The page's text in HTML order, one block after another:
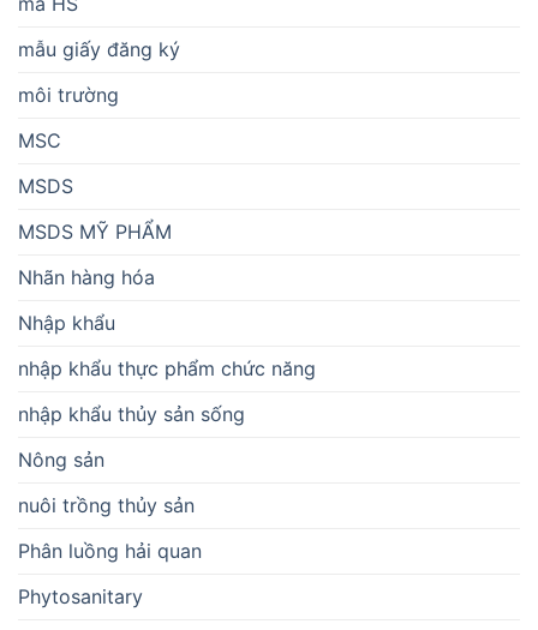
mẫu giấy đăng ký
môi trường
MSC
MSDS
MSDS MỸ PHẨM
Nhãn hàng hóa
Nhập khẩu
nhập khẩu thực phẩm chức năng
nhập khẩu thủy sản sống
Nông sản
nuôi trồng thủy sản
Phân luồng hải quan
Phytosanitary